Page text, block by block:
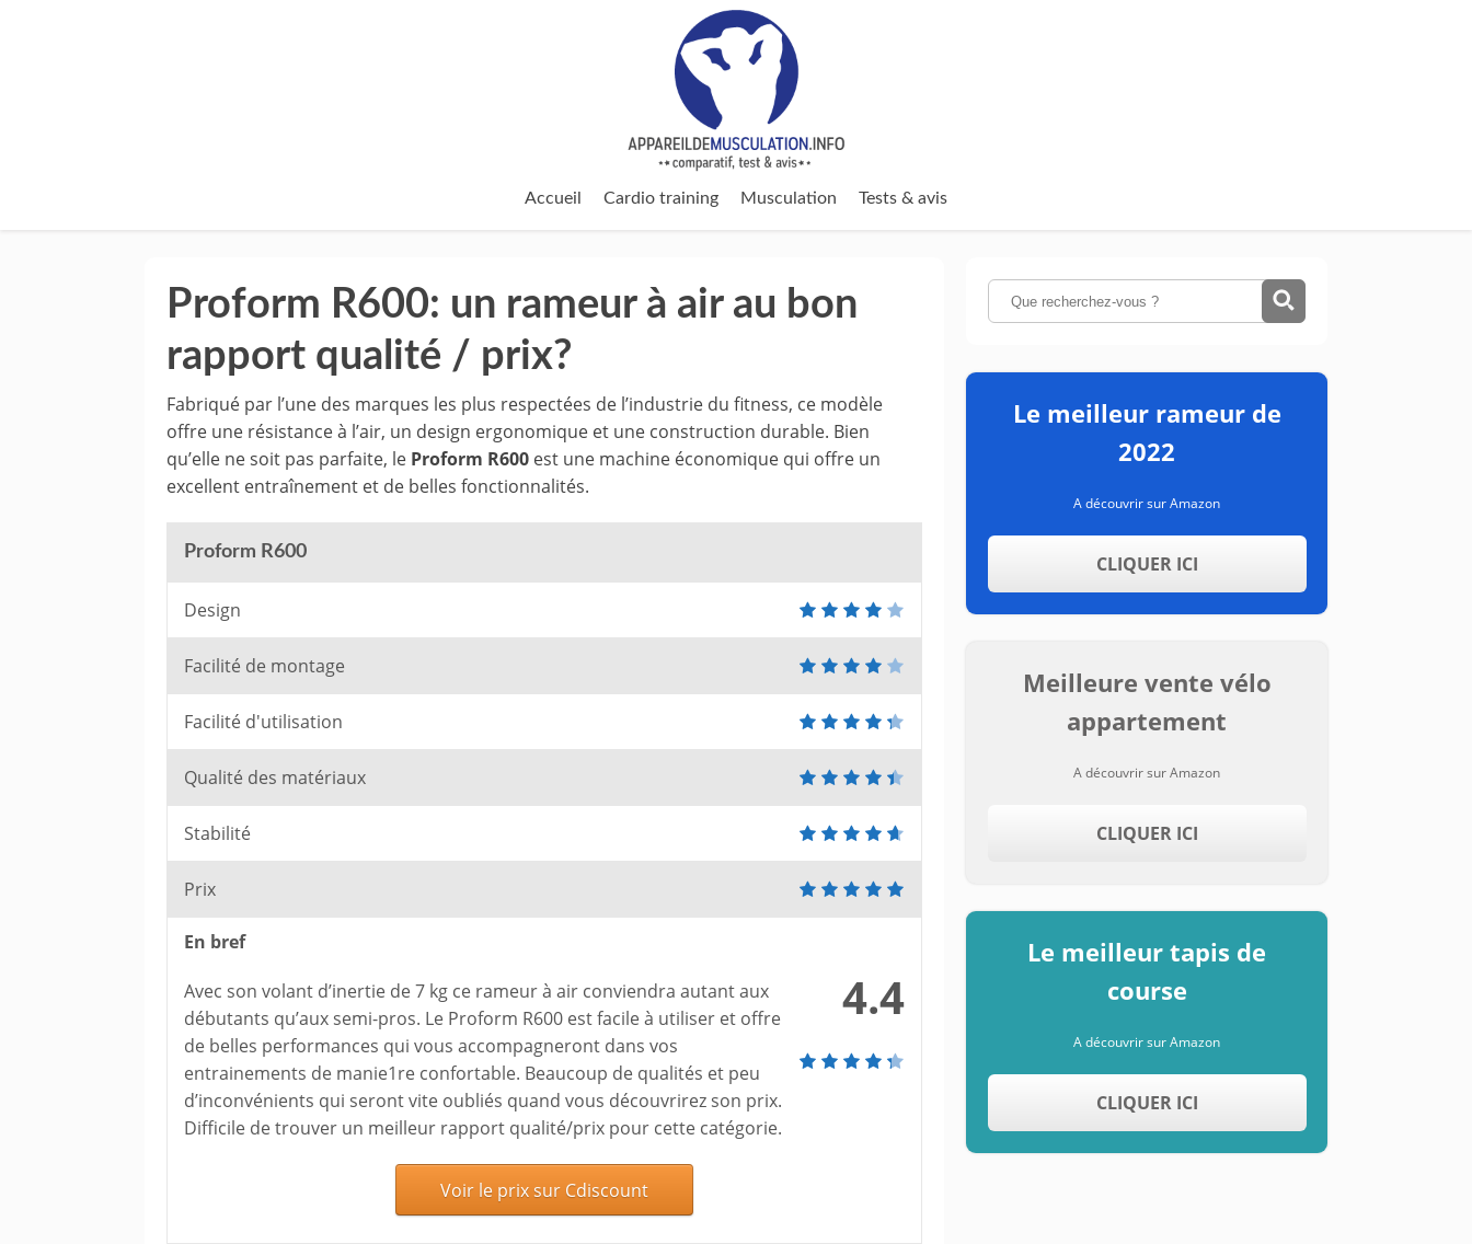
Accueil Cardio training Musculation Tests & avis
Proform R600: un rameur à air au bon
rapport qualité / prix?
Fabriqué par l’une des marques les plus respectées de l’industrie du fitness, ce modèle
offre une résistance à l’air, un design ergonomique et une construction durable. Bien
qu’elle ne soit pas parfaite, le Proform R600 est une machine économique qui offre un
excellent entraînement et de belles fonctionnalités.
Proform R600
Design
Facilité de montage
Facilité d'utilisation
Qualité des matériaux
Stabilité
Prix
4.4
En bref
Avec son volant d’inertie de 7 kg ce rameur à air conviendra autant aux
débutants qu’aux semi-pros. Le Proform R600 est facile à utiliser et offre
de belles performances qui vous accompagneront dans vos
entrainements de manie1re confortable. Beaucoup de qualités et peu
d’inconvénients qui seront vite oubliés quand vous découvrirez son prix.
Difficile de trouver un meilleur rapport qualité/prix pour cette catégorie.
Voir le prix sur Cdiscount
Le meilleur rameur de
2022
A découvrir sur Amazon
CLIQUER ICI
Meilleure vente vélo
appartement
A découvrir sur Amazon
CLIQUER ICI
Le meilleur tapis de
course
A découvrir sur Amazon
CLIQUER ICI